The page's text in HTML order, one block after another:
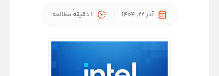
آذر 22, 1404 1 دقیقه مطالعه